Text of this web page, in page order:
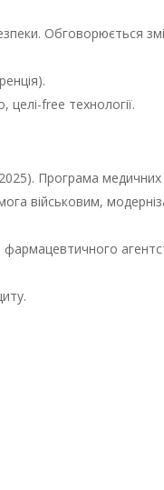
Обговорюється
целі-free технології.
Програма медичних
військовим,
фармацевтичного